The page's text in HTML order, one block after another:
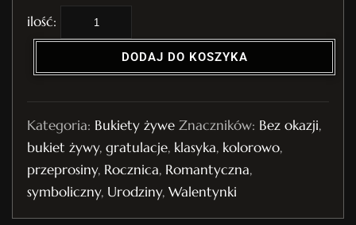
l
ć
B
u
k
i
e
DODAJ DO KOSZYKA
Kategoria: Bukiety żywe Znaczników: Bez okazji,
bukiet żywy, gratulacje, klasyka, kolorowo,
przeprosiny, Rocznica, Romantyczna,
symboliczny, Urodziny, Walentynki